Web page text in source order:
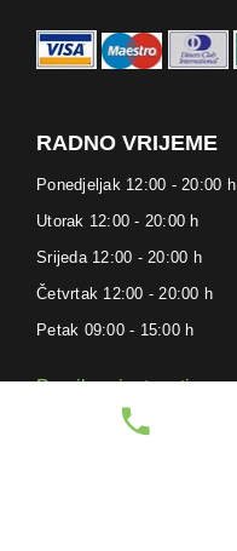
RADNO VRIJEME
Ponedjeljak 12:00 - 20:00 h
Utorak 12:00 - 20:00 h
Srijeda 12:00 - 20:00 h
Četvrtak 12:00 - 20:00 h
Petak 09:00 - 15:00 h
Pravila privatnosti
Kolačići – Cookies
phone